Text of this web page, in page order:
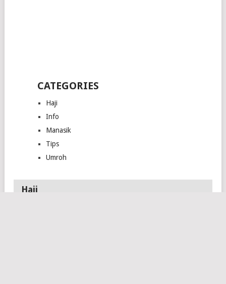
CATEGORIES
Haji
Info
Manasik
Tips
Umroh
Haji